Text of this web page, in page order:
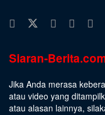
Siaran-
Jika Anda merasa
atau video yang
atau alasan lainnya,